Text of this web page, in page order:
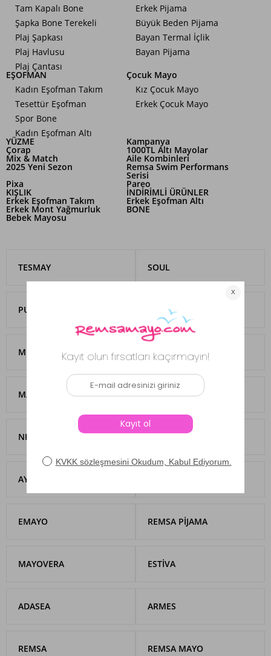
Kampanya
Çorap 1000TL Altı Mayolar
Mix & Match Aile Kombinleri
2025 Yeni Sezon
YÜZME
Remsa Swim Performans
Serisi
Tam Kapalı Bone
Şapka Bone Terekeli
Plaj Şapkası
Plaj Havlusu
Plaj Çantası
Pixa
Erkek Pijama
Büyük Beden Pijama
Bayan Termal İçlik
Bayan Pijama
Pareo
KIŞLIK İNDİRİMLİ ÜRÜNLER
EŞOFMAN
Kadın Eşofman Takım
Tesettür Eşofman
Spor Bone
Kadın Eşofman Altı
Erkek Eşofman Takım Erkek Eşofman Altı
Erkek Mont Yağmurluk
Çocuk Mayo
Kız Çocuk Mayo
Erkek Çocuk Mayo
BONE
Bebek Mayosu
TESMAY SOUL
PUANE LALE BUTIK
MISSEMRAMISS NUSS
MARESIVA ROZAMAY
NEOPY AQUELLA
AYDOĞAN
EMAYO REMSA PIJAMA
MAYOVERA ESTIVA
ADASEA ARMES
REMSA REMSA MAYO